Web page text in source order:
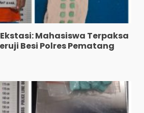
Mahasiswa Terpaksa
Besi Polres Pematang
Diduga Diringkus
Siantar Utara.
5, 2026